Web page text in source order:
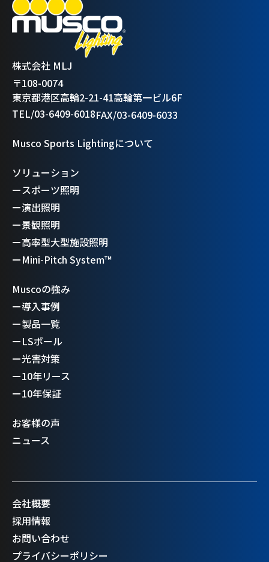
株式会社 MLJ
〒108-0074
東京都港区高輪2-21-41高輪第一ビル6F
TEL/03-6409-6018FAX/03-6409-6033
Musco Sports Lightingについて
ソリューション
ースポーツ照明
ー演出照明
ー景観照明
ー高率型大型施設照明
ーMini-Pitch System™
Muscoの強み
ー導入事例
ー製品一覧
ーLSポール
ー光害対策
ー10年リース
ー10年保証
お客様の声
ニュース
会社概要
採用情報
お問い合わせ
プライバシーポリシー